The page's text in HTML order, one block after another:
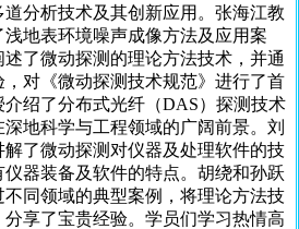
分析技术及其创新应用。张海江教
地表环境噪声成像方法及应用案
了微动探测的理论方法技术，并通
对《微动探测技术规范》进行了首
绍了分布式光纤（DAS）探测技术
地科学与工程领域的广阔前景。刘
了微动探测对仪器及处理软件的技
器装备及软件的特点。胡绕和孙跃
同领域的典型案例，将理论方法技
享了宝贵经验。学员们学习热情高